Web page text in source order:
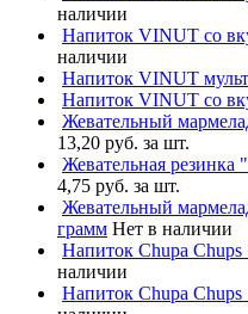
наличии
Напиток VINUT со
наличии
Напиток VINUT
Напиток VINUT со
Жевательный
13,20 руб. за шт.
Жевательная
4,75 руб. за шт.
Жевательный
грамм Нет в наличии
Напиток Chupa
наличии
Напиток Chupa Chups